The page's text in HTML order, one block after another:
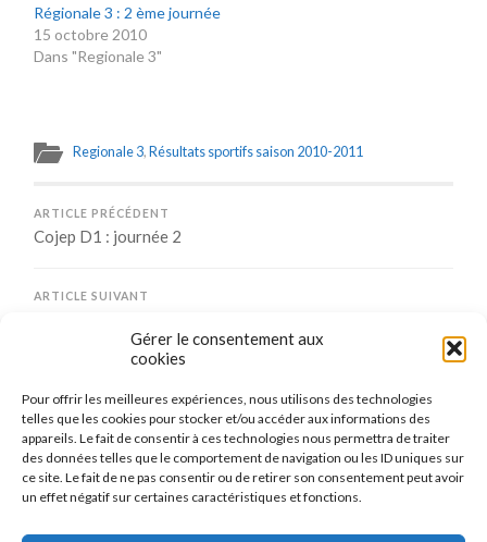
Gérer le consentement aux
cookies
Pour offrir les meilleures expériences, nous utilisons des technologies
telles que les cookies pour stocker et/ou accéder aux informations des
appareils. Le fait de consentir à ces technologies nous permettra de traiter
des données telles que le comportement de navigation ou les ID uniques sur
ce site. Le fait de ne pas consentir ou de retirer son consentement peut avoir
un effet négatif sur certaines caractéristiques et fonctions.
Régionale 3 : 2 ème journée
15 octobre 2010
Dans "Regionale 3"
Regionale 3,Résultats sportifs saison 2010-2011
ARTICLE PRÉCÉDENT
Cojep D1 : journée 2
ARTICLE SUIVANT
Comments are closed.
CONNEXION